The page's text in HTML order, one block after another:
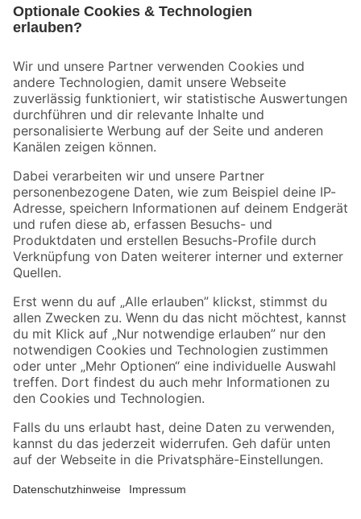
Der toom Newsletter: Keine Angebote und Aktionen mehr verpassen!
Zur Newsletter Anmeldung
Folge uns
Zahlungsarten Versandarten
Sicher einkaufen
Jetzt die toom-App herunterladen
Alle Preisangaben in EUR inkl. gesetzl. MwSt.. Die dargestellten Angebote sind unter
Umständen nicht in allen Märkten verfügbar. Die angegebenen Verfügbarkeiten beziehen
Produkte nur solange der Vorrat reicht.
*Paketversand ab 59 € versandkostenfrei, gilt nicht für Artikel mit Speditionsversand, hier